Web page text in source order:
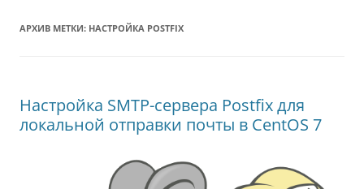
АРХИВ МЕТКИ: НАСТРОЙКА POSTFIX
Настройка SMTP-сервера Postfix для
локальной отправки почты в CentOS 7